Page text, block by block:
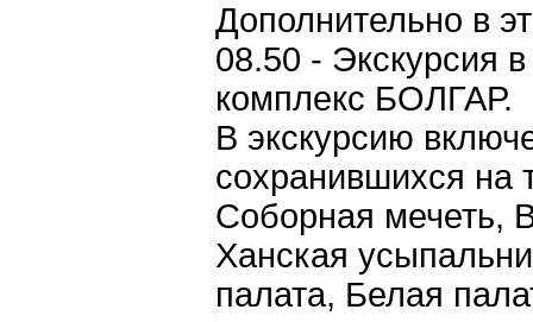
Дополнительно в
08.50 - Экскурсия
комплекс БОЛГАР.
В экскурсию
сохранившихся на
Соборная мечеть,
Ханская
палата, Белая